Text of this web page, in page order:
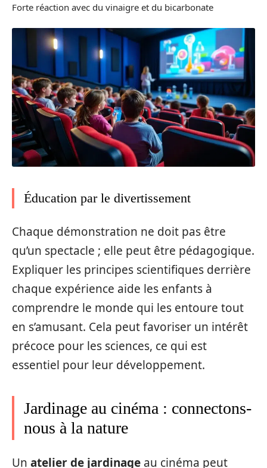
Forte réaction avec du vinaigre et du bicarbonate
Éducation par le divertissement
Chaque démonstration ne doit pas être
qu’un spectacle ; elle peut être pédagogique.
Expliquer les principes scientifiques derrière
chaque expérience aide les enfants à
comprendre le monde qui les entoure tout
en s’amusant. Cela peut favoriser un intérêt
précoce pour les sciences, ce qui est
essentiel pour leur développement.
Jardinage au cinéma : connectons-
nous à la nature
Un atelier de jardinage au cinéma peut